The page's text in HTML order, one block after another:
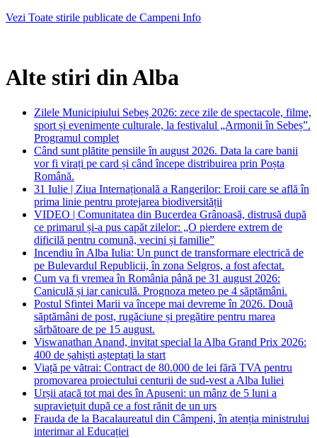
Vezi Toate stirile publicate de Campeni Info
Alte stiri din Alba
Zilele Municipiului Sebeș 2026: zece zile de spectacole, filme,
sport și evenimente culturale, la festivalul „Armonii în Sebeș”.
Programul complet
Când sunt plătite pensiile în august 2026. Data la care banii
vor fi virați pe card și când începe distribuirea prin Poșta
Română.
31 Iulie | Ziua Internațională a Rangerilor: Eroii care se află în
prima linie pentru protejarea biodiversității
VIDEO | Comunitatea din Bucerdea Grânoasă, distrusă după
ce primarul și-a pus capăt zilelor: „O pierdere extrem de
dificilă pentru comună, vecini și familie”
Incendiu în Alba Iulia: Un punct de transformare electrică de
pe Bulevardul Republicii, în zona Selgros, a fost afectat.
Cum va fi vremea în România până pe 31 august 2026:
Caniculă și iar caniculă. Prognoza meteo pe 4 săptămâni.
Postul Sfintei Marii va începe mai devreme în 2026. Două
săptămâni de post, rugăciune și pregătire pentru marea
sărbătoare de pe 15 august.
Viswanathan Anand, invitat special la Alba Grand Prix 2026:
400 de șahiști așteptați la start
Viață pe vătrai: Contract de 80.000 de lei fără TVA pentru
promovarea proiectului centurii de sud-vest a Alba Iuliei
Urșii atacă tot mai des în Apuseni: un mânz de 5 luni a
supraviețuit după ce a fost rănit de un urs
Frauda de la Bacalaureatul din Câmpeni, în atenția ministrului
interimar al Educației